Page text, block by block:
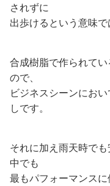
されずに
出歩けるという意味で
合成樹脂で作られて
ので、
ビジネスシーンにお
しです。
それに加え雨天時で
中でも
最もパフォーマンス